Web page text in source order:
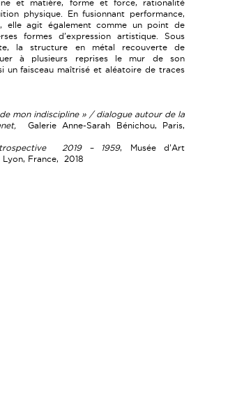
et matière, forme et force, rationalité
physique. En fusionnant performance,
elle agit également comme un point de
formes d’expression artistique. Sous
la structure en métal recouverte de
à plusieurs reprises le mur de son
un faisceau maîtrisé et aléatoire de traces
mon indiscipline » / dialogue autour de la
Galerie Anne-Sarah Bénichou, Paris,
2019 – 1959, Musée d’Art
France, 2018